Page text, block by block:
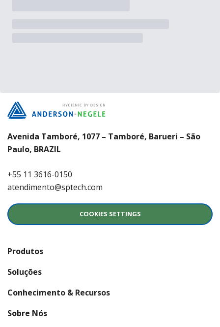
Avenida Tamboré, 1077 – Tamboré, Barueri – São
Paulo, BRAZIL
+55 11 3616-0150
atendimento@sptech.com
COOKIES SETTINGS
Produtos
Soluções
Conhecimento & Recursos
Sobre Nós